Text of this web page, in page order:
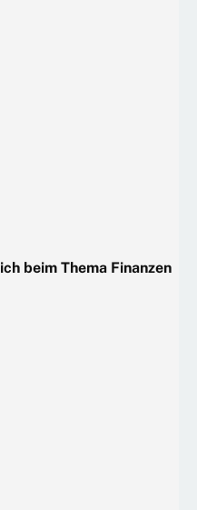
beim Thema Finanzen